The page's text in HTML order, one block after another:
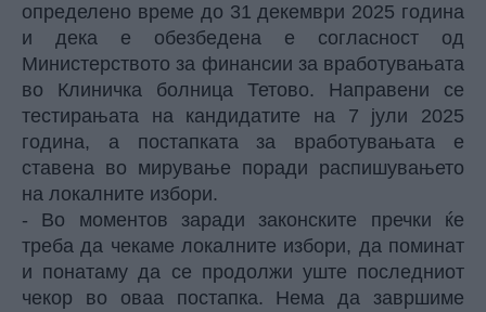
определено време до 31 декември 2025 година
и дека е обезбедена е согласност од
Министерството за финансии за вработувањата
во Клиничка болница Тетово. Направени се
тестирањата на кандидатите на 7 јули 2025
година, а постапката за вработувањата е
ставена во мирување поради распишувањето
на локалните избори.
- Во моментов заради законските пречки ќе
треба да чекаме локалните избори, да поминат
и понатаму да се продолжи уште последниот
чекор во оваа постапка. Нема да завршиме